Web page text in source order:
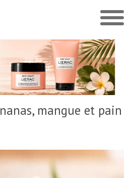
mangue et pain